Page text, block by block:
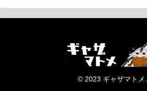
© 2023 ギャザマトメ.